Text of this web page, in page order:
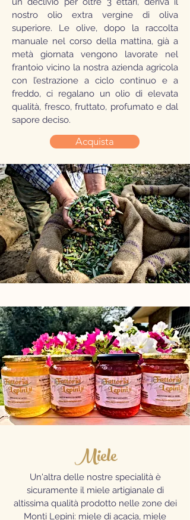
nostro olio extra vergine di oliva
superiore. Le olive, dopo la raccolta
manuale nel corso della mattina, già a
metà giornata vengono lavorate nel
frantoio vicino la nostra azienda agricola
con l’estrazione a ciclo continuo e a
freddo, ci regalano un olio di elevata
qualità, fresco, fruttato, profumato e dal
sapore deciso.
Acquista
Miele
Un'altra delle nostre specialità è
sicuramente il miele artigianale di
altissima qualità prodotto nelle zone dei
Monti Lepini: miele di acacia, miele